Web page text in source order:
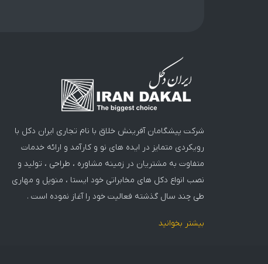
شرکت پیشگامان آفرینش خلاق با نام تجاری ایران دکل با
رویکردی متمایز در ایده های نو و کارآمد و ارائه خدمات
متفاوت به مشتریان در زمینه مشاوره ، طراحی ، تولید و
نصب انواع دکل های مخابراتی خود ایستا ، منوپل و مهاری
طی چند سال گذشته فعالیت خود را آغاز نموده است .
بیشتر بخوانید